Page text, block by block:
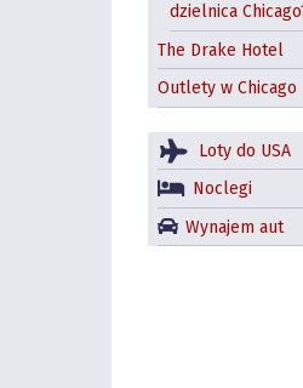
dzielnica
The Drake Hotel
Outlety w Chicago
Loty do USA
Noclegi
Wynajem aut